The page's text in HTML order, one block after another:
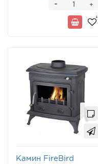
+
-
Камин FireBird